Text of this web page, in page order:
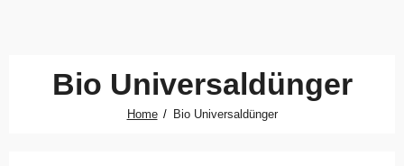
Bio Universaldünger
Home Bio Universaldünger